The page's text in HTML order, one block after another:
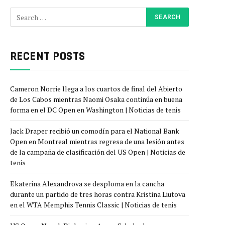
RECENT POSTS
Cameron Norrie llega a los cuartos de final del Abierto
de Los Cabos mientras Naomi Osaka continúa en buena
forma en el DC Open en Washington | Noticias de tenis
Jack Draper recibió un comodín para el National Bank
Open en Montreal mientras regresa de una lesión antes
de la campaña de clasificación del US Open | Noticias de
tenis
Ekaterina Alexandrova se desploma en la cancha
durante un partido de tres horas contra Kristina Liutova
en el WTA Memphis Tennis Classic | Noticias de tenis